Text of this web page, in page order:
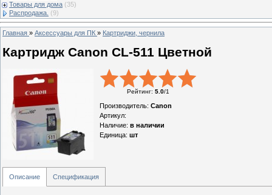
Товары для дома (35)
Распродажа. (9)
Главная » Аксессуары для ПК » Картриджи, чернила
Картридж Canon CL-511 Цветной
Рейтинг: 5.0/1
Производитель: Canon
Артикул:
Наличие: в наличии
Единица: шт
Описание Спецификация